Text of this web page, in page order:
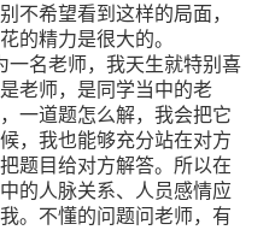
不希望看到这样的局面，
的精力是很大的。
名老师，我天生就特别喜
老师，是同学当中的老
一道题怎么解，我会把它
，我也能够充分站在对方
题目给对方解答。所以在
的人脉关系、人员感情应
。不懂的问题问老师，有